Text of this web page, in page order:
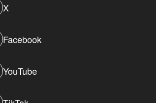
X
Facebook
YouTube